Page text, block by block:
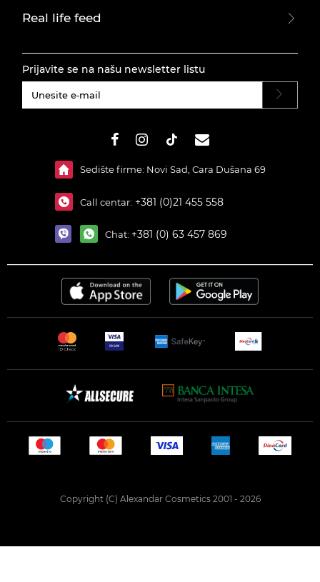
Real life feed
Prijavite se na našu newsletter listu
Sedište firme: Novi Sad, Cara Dušana 69
Call centar: +381 (0)21 455 558
Chat: +381 (0) 63 457 869
Copyright (C) Alexandar Cosmetics 2001 - 2026